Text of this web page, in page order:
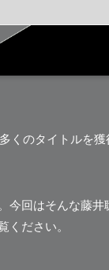
くのタイトルを
今回はそんな藤
ください。